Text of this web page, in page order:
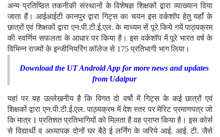
अन्य प्रतिष्ठित तकनीकी संस्थानों के विशेषज्ञ शिक्षकों द्वारा व्याख्यान दिया
जाता हैं। आईआईटी कानपुर द्वारा गिट्स का चयन इस वर्कशाॅप हेतु यहाँ के
छात्रों एवं शिक्षकों द्वारा एन.पी.टी.ई.एल. के माध्यम सें पूरे किये गयें पाठ्यक्रम
की स्वर्णिम सफलता के आधार पर किया है। इस वर्कशाॅप में पूरे भारत वर्ष के
विभिन्न राज्यों के इन्जीनियरिंग काॅलेज से 175 प्रतिभागी भाग लिया।
Download the UT Android App for more news and updates
from Udaipur
यहां पर यह उल्लेखनीय है कि विगत दो वर्षो में गिट्स के कई छात्रों एवं
शिक्षकों द्वारा एन.पी.टी.ई.एल. पाठ्यक्रम में देश स्तर पर मेरिट प्रमाणपत्र जो
कि मात्र 1 प्रतिशत प्रतिभागियों को मिलता है वह प्राप्त किया है। इस कोर्स
से विद्यार्थी व अध्यापक दोनों घर बैठे ई लर्निंग के जरिये आई. आई. टी. जैसे